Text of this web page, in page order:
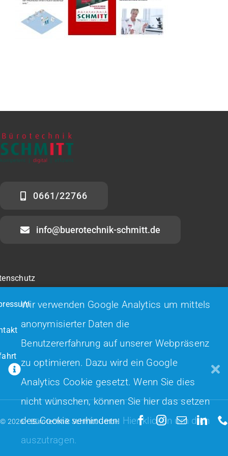
KONTAKT
0661/22766
info@buerotechnik-schmitt.de
© 2026 •Bürotechnik Schmitt GmbH
Wir verwenden Google Analytics um mittels
anonymisierter Daten die
Benutzererfahrung auf unserer Webpräsenz
zu optimieren. Dazu wird ein Google
Analytics Cookie gesetzt. Wenn Sie dies
nicht wünschen, können Sie hier das setzen
des Cookie verhindern: Hier klicken um dich
auszutragen.